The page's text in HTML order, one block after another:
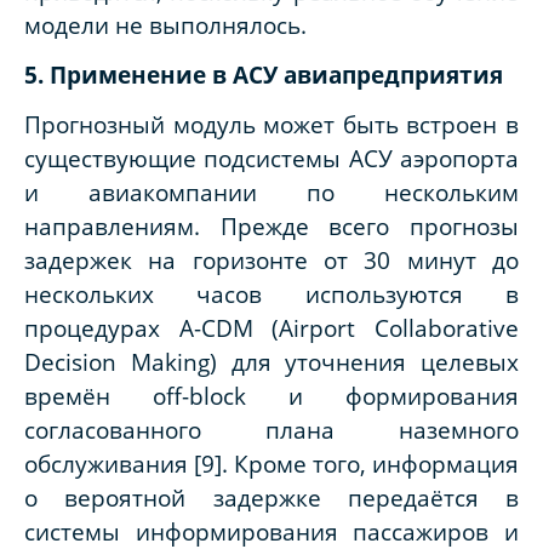
модели не выполнялось.
5. Применение в АСУ авиапредприятия
Прогнозный модуль может быть встроен в
существующие подсистемы АСУ аэропорта
и авиакомпании по нескольким
направлениям. Прежде всего прогнозы
задержек на горизонте от 30 минут до
нескольких часов используются в
процедурах A-CDM (Airport Collaborative
Decision Making) для уточнения целевых
времён off-block и формирования
согласованного плана наземного
обслуживания [9]. Кроме того, информация
о вероятной задержке передаётся в
системы информирования пассажиров и